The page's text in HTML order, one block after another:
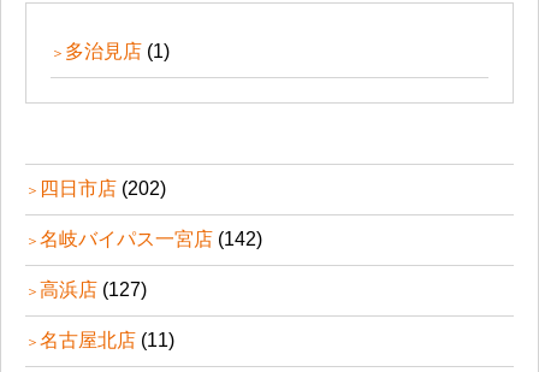
多治見店 (1)
四日市店 (202)
名岐バイパス一宮店 (142)
高浜店 (127)
名古屋北店 (11)